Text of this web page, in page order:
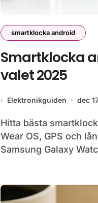
smartklocka android
Smartklocka
valet 2025
Elektronikguiden dec
Hitta bästa smartklocka android 2025 med
Wear OS, GPS och
Samsung Galaxy